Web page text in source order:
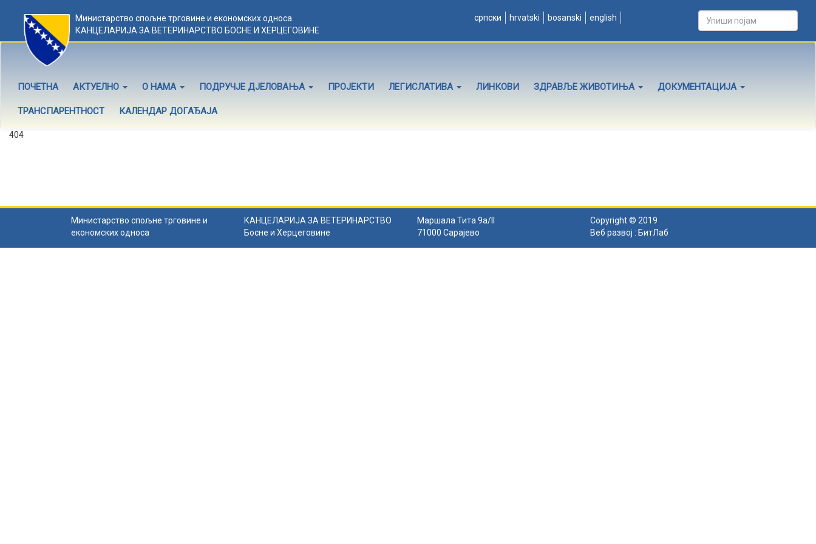
Министарство спољне трговине и економских односа
КАНЦЕЛАРИЈА ЗА ВЕТЕРИНАРСТВО БОСНЕ И ХЕРЦЕГОВИНЕ
српски hrvatski bosanski english
ПОЧЕТНА АКТУЕЛНО О НАМА ПОДРУЧЈЕ ДЈЕЛОВАЊА ПРОЈЕКТИ ЛЕГИСЛАТИВА ЛИНКОВИ ЗДРАВЉЕ ЖИВОТИЊА ДОКУМЕНТАЦИЈА
ТРАНСПАРЕНТНОСТ КАЛЕНДАР ДОГАЂАЈА
404
Министарство спољне трговине и
економских односа
КАНЦЕЛАРИЈА ЗА ВЕТЕРИНАРСТВО
Босне и Херцеговине
Маршала Тита 9а/II
71000 Сарајево
Copyright © 2019
Веб развој : БитЛаб